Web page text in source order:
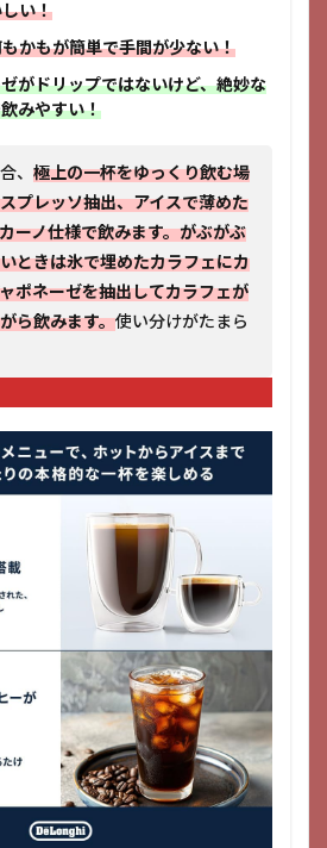
い！
かもが簡単で手間が少ない！
がドリップではないけど、絶妙な
みやすい！
、 極上の一杯をゆっくり飲む場
プレッソ抽出、アイスで薄めた
ーノ仕様で飲みます。がぶがぶ
ときは氷で埋めたカラフェにカ
ポネーゼを抽出してカラフェが
ら飲みます。使い分けがたまら